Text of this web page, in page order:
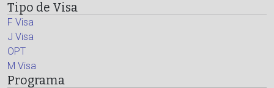
Tipo de Visa
F Visa
J Visa
OPT
M Visa
Programa